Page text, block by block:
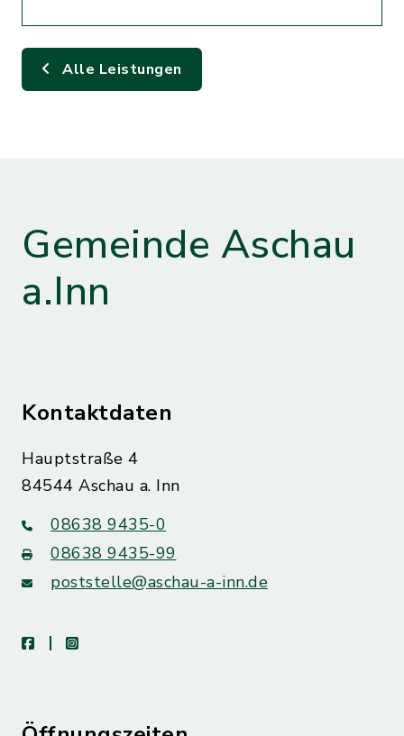
Alle Leistungen
Gemeinde Aschau
a.Inn
Kontaktdaten
Hauptstraße 4
84544 Aschau a. Inn
08638 9435-0
08638 9435-99
poststelle@aschau-a-inn.de
facebookinstagram